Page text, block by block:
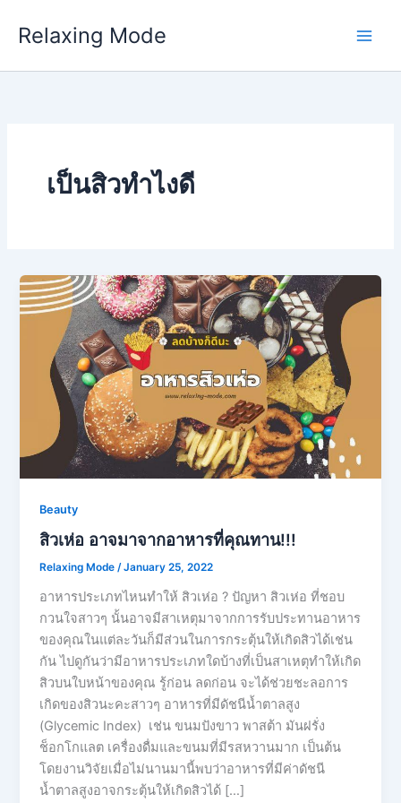
Relaxing Mode
เป็นสิวทำไงดี
Beauty
สิวเห่อ อาจมาจากอาหารที่คุณทาน!!!
Relaxing Mode/January 25, 2022
อาหารประเภทไหนทำให้ สิวเห่อ ? ปัญหา สิวเห่อ ที่ชอบ
กวนใจสาวๆ นั้นอาจมีสาเหตุมาจากการรับประทานอาหาร
ของคุณในแต่ละวันก็มีส่วนในการกระตุ้นให้เกิดสิวได้เช่น
กัน ไปดูกันว่ามีอาหารประเภทใดบ้างที่เป็นสาเหตุทำให้เกิด
สิวบนใบหน้าของคุณ รู้ก่อน ลดก่อน จะได้ช่วยชะลอการ
เกิดของสิวนะคะสาวๆ อาหารที่มีดัชนีน้ำตาลสูง
(Glycemic Index) เช่น ขนมปังขาว พาสต้า มันฝรั่ง
ช็อกโกแลต เครื่องดื่มและขนมที่มีรสหวานมาก เป็นต้น
โดยงานวิจัยเมื่อไม่นานมานี้พบว่าอาหารที่มีค่าดัชนี
น้ำตาลสูงอาจกระตุ้นให้เกิดสิวได้ […]